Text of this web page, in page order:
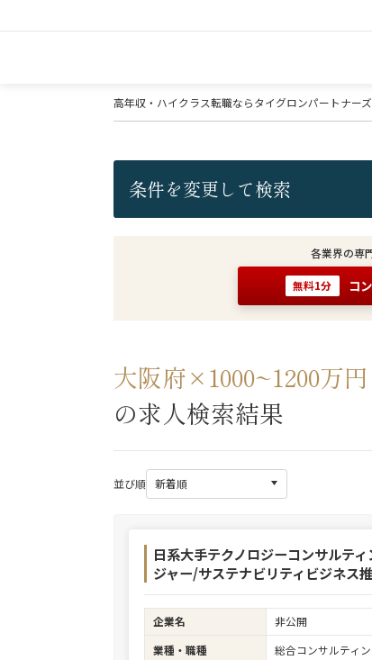
高年収・ハイクラス転職ならタイグロンパートナーズ
条件を変更して検索
各業界の専
無料1分 コ
大阪府×1000~1200万
の求人検索結果
並び順
日系大手テクノロジーコンサルテ
ジャー/サステナビリティビジネス
企業名 非公開
業種・職種
総合コンサルティ